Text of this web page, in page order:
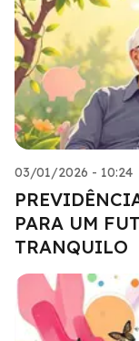
03/01/2026 - 10:24
PARA UM
TRANQUILO